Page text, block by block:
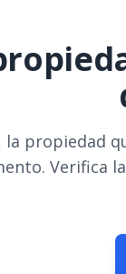
propiedad
Verifica